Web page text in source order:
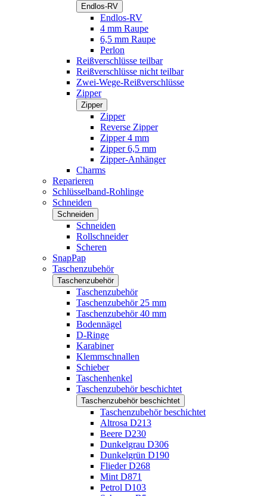
Endlos-RV
Endlos-RV
4 mm Raupe
6,5 mm Raupe
Perlon
Reißverschlüsse teilbar
Reißverschlüsse nicht teilbar
Zwei-Wege-Reißverschlüsse
Zipper
Zipper
Zipper
Reverse Zipper
Zipper 4 mm
Zipper 6,5 mm
Zipper-Anhänger
Charms
Reparieren
Schlüsselband-Rohlinge
Schneiden
Schneiden
Schneiden
Rollschneider
Scheren
SnapPap
Taschenzubehör
Taschenzubehör
Taschenzubehör
Taschenzubehör 25 mm
Taschenzubehör 40 mm
Bodennägel
D-Ringe
Karabiner
Klemmschnallen
Schieber
Taschenhenkel
Taschenzubehör beschichtet
Taschenzubehör beschichtet
Taschenzubehör beschichtet
Altrosa D213
Beere D230
Dunkelgrau D306
Dunkelgrün D190
Flieder D268
Mint D871
Petrol D103